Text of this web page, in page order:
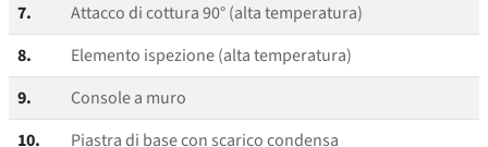
7.
Attacco di cottura 90° (alta temperatura)
8.
Elemento ispezione (alta temperatura)
9.
Console a muro
10.
Piastra di base con scarico condensa